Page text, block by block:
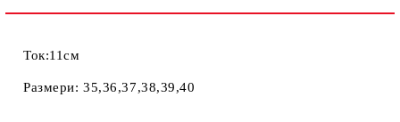
Ток:11см
Размери: 35,36,37,38,39,40